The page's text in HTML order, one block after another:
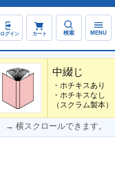
ログイン カート 検索 MENU
中綴じ
・ホチキスあり
・ホチキスなし
（スクラム製本）
→ 横スクロールできます。